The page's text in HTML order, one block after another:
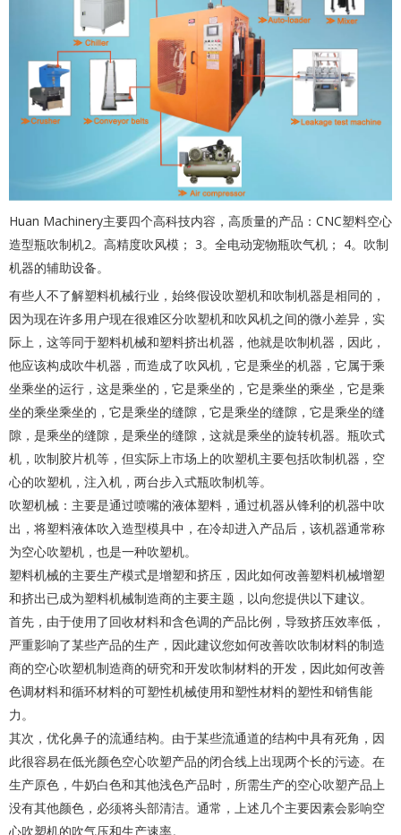
Huan Machinery主要四个高科技内容，高质量的产品：CNC塑料空心
造型瓶吹制机2。 高精度吹风模； 3。全电动宠物瓶吹气机； 4。吹制
机器的辅助设备。
有些人不了解塑料机械行业，始终假设吹塑机和吹制机器是相同的，
因为现在许多用户现在很难区分吹塑机和吹风机之间的微小差异，实
际上，这等同于塑料机械和塑料挤出机器，他就是吹制机器，因此，
他应该构成吹牛机器，而造成了吹风机，它是乘坐的机器，它属于乘
坐乘坐的运行，这是乘坐的，它是乘坐的，它是乘坐的乘坐，它是乘
坐的乘坐乘坐的，它是乘坐的缝隙，它是乘坐的缝隙，它是乘坐的缝
隙，是乘坐的缝隙，是乘坐的缝隙，这就是乘坐的旋转机器。瓶吹式
机，吹制胶片机等，但实际上市场上的吹塑机主要包括吹制机器，空
心的吹塑机，注入机，两台步入式瓶吹制机等。
吹塑机械：主要是通过喷嘴的液体塑料，通过机器从锋利的机器中吹
出，将塑料液体吹入造型模具中，在冷却进入产品后，该机器通常称
为空心吹塑机，也是一种吹塑机。
塑料机械的主要生产模式是增塑和挤压，因此如何改善塑料机械增塑
和挤出已成为塑料机械制造商的主要主题，以向您提供以下建议。
首先，由于使用了回收材料和含色调的产品比例，导致挤压效率低，
严重影响了某些产品的生产，因此建议您如何改善吹吹制材料的制造
商的空心吹塑机制造商的研究和开发吹制材料的开发，因此如何改善
色调材料和循环材料的可塑性机械使用和塑性材料的塑性和销售能
力。
其次，优化鼻子的流通结构。由于某些流通道的结构中具有死角，因
此很容易在低光颜色空心吹塑产品的闭合线上出现两个长的污迹。 在
生产原色，牛奶白色和其他浅色产品时，所需生产的空心吹塑产品上
没有其他颜色，必须将头部清洁。 通常，上述几个主要因素会影响空
心吹塑机的吹气压和生产速率。